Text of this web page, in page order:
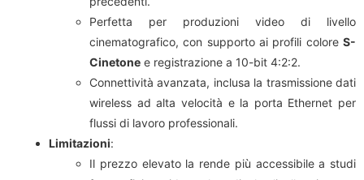
Perfetta per produzioni video di livello
cinematografico, con supporto ai profili colore S-
Cinetone e registrazione a 10-bit 4:2:2.
Connettività avanzata, inclusa la trasmissione dati
wireless ad alta velocità e la porta Ethernet per
flussi di lavoro professionali.
Limitazioni:
Il prezzo elevato la rende più accessibile a studi